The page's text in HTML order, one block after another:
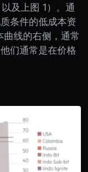
及上图 1）。通
条件的低成本资
线的右侧，通常
们通常是在价格